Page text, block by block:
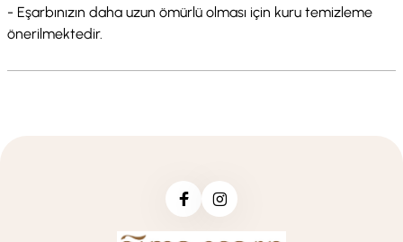
- Eşarbınızın daha uzun ömürlü olması için kuru temizleme
önerilmektedir.